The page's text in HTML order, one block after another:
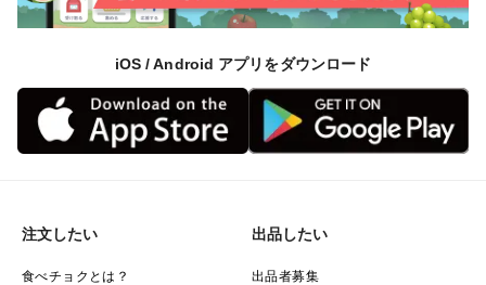
iOS / Android アプリをダウンロード
注文したい
食べチョクとは？
出品したい
出品者募集